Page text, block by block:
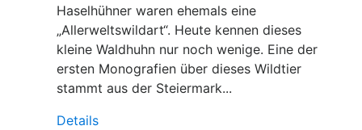
Haselhühner waren ehemals eine
„Allerweltswildart“. Heute kennen dieses
kleine Waldhuhn nur noch wenige. Eine der
ersten Monografien über dieses Wildtier
stammt aus der Steiermark...
Details